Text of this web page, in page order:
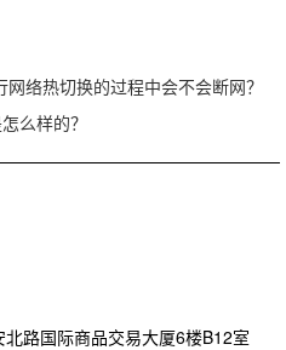
络热切换的过程中会不会断网？
么样的？
路国际商品交易大厦6楼B12室